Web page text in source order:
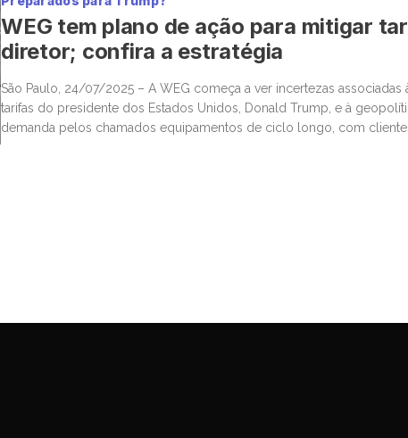
WEG tem plano de ação para mitigar
diretor; confira a estratégia
São Paulo, 24/07/2025 – A WEG começa a ver incertezas associadas
tarifas do presidente dos Estados Unidos, Donald Trump, e à
demanda pelos chamados equipamentos de ciclo longo, com